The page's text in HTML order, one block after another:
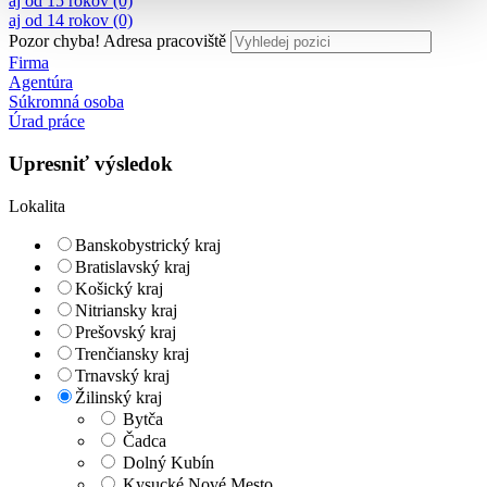
aj od 14 rokov (0)
Pozor chyba! Adresa pracoviště
Firma
Agentúra
Súkromná osoba
Úrad práce
Upresniť výsledok
Lokalita
Banskobystrický kraj
Bratislavský kraj
Košický kraj
Nitriansky kraj
Prešovský kraj
Trenčiansky kraj
Trnavský kraj
Žilinský kraj
Bytča
Čadca
Dolný Kubín